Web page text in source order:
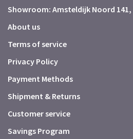
Showroom: Amsteldijk Noord 141,
About us
Terms of service
Privacy Policy
Payment Methods
Shipment & Returns
Customer service
Savings Program